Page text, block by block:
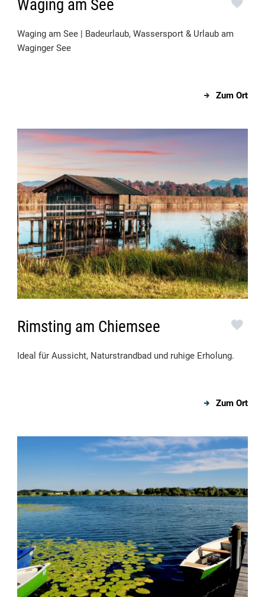
Waging am See
Waging am See | Badeurlaub, Wassersport & Urlaub am
Waginger See
Zum Ort
Rimsting am Chiemsee
Ideal für Aussicht, Naturstrandbad und ruhige Erholung.
Zum Ort